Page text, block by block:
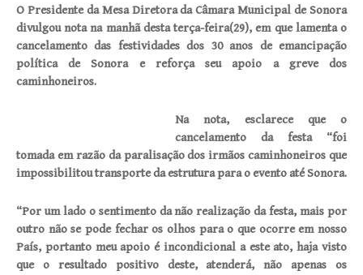
O Presidente da Mesa Diretora da Câmara Municipal de Sonora
divulgou nota na manhã desta terça-feira(29), em que lamenta o
cancelamento das festividades dos 30 anos de emancipação
política de Sonora e reforça seu apoio a greve dos
caminhoneiros.
Na nota, esclarece que o
cancelamento da festa “foi
tomada em razão da paralisação dos irmãos caminhoneiros que
impossibilitou transporte da estrutura para o evento até Sonora.
“Por um lado o sentimento da não realização da festa, mais por
outro não se pode fechar os olhos para o que ocorre em nosso
País, portanto meu apoio é incondicional a este ato, haja visto
que o resultado positivo deste, atenderá, não apenas os